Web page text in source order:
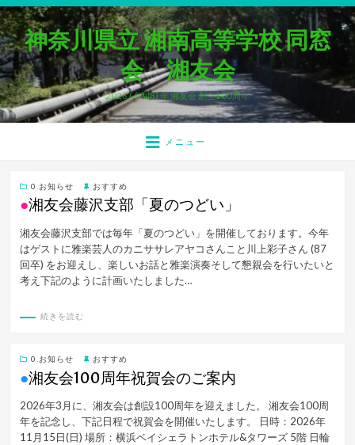
神奈川県立 湘南高等学校 同窓
会 湘友会
2026 (令和8) 年 湘友会 創立100周年
メニュー
0.お知らせ おすすめ
●湘友会藤沢支部「夏のつどい」
湘友会藤沢支部では毎年「夏のつどい」を開催しております。今年
はゲストに雅楽芸人のカニササレアヤコさんこと川上彩子さん (87
回卒) をお迎えし、楽しいお話と雅楽演奏そして懇親会を行いたいと
考え下記のように計画いたしました…
続きを読む
0.お知らせ おすすめ
●湘友会100周年祝賀会のご案内
2026年3月に、湘友会は創設100周年を迎えました。 湘友会100周
年を記念し、下記日程で祝賀会を開催いたします。 日時：2026年
11月15日(日) 場所：横浜ベイシェラトンホテル&タワーズ 5階 日輪